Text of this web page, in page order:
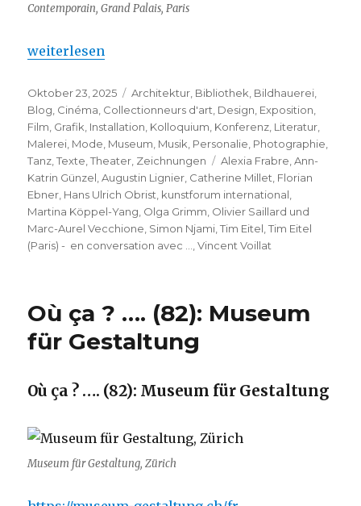
Contemporain, Grand Palais, Paris
„Tim Eitel (Paris) – en conversation avec …“
weiterlesen
Veröffentlicht
am
Oktober 23, 2025 Kategorien
Architektur Bibliothek Bildhauerei
Blog Cinéma Collectionneurs d'art Design Exposition
Film Grafik Installation Kolloquium Konferenz Literatur
Malerei Mode Museum Musik Personalie Photographie
Tanz ,Texte ,Theater Zeichnungen Schlagwörter
Alexia Frabre ,Ann-
Katrin Günzel ,Augustin Lignier Catherine Millet Florian
Ebner Hans Ulrich Obrist kunstforum international
Martina Köppel-Yang Olga Grimm Olivier Saillard und
Marc-Aurel Vecchione Simon Njami ,Tim Eitel ,Tim Eitel
(Paris) - en conversation avec ...
,Vincent Voillat
Où ça ? …. (82): Museum
für Gestaltung
Où ça ? …. (82): Museum für Gestaltung
Museum für Gestaltung, Zürich